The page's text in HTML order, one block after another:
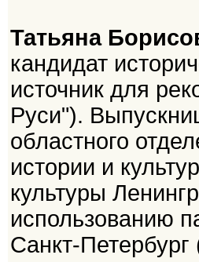
Татьяна
кандидат
источник для
Руси").
областного
истории и
культуры
использованию
Санкт-Петербург